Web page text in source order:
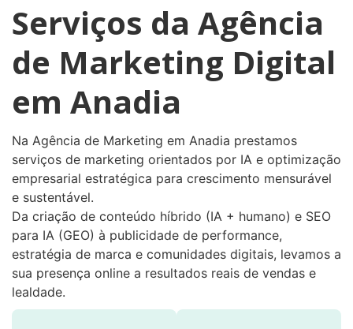
Serviços da Agência
de Marketing Digital
em Anadia
Na Agência de Marketing em Anadia prestamos
serviços de marketing orientados por IA e optimização
empresarial estratégica para crescimento mensurável
e sustentável.
Da criação de conteúdo híbrido (IA + humano) e SEO
para IA (GEO) à publicidade de performance,
estratégia de marca e comunidades digitais, levamos a
sua presença online a resultados reais de vendas e
lealdade.